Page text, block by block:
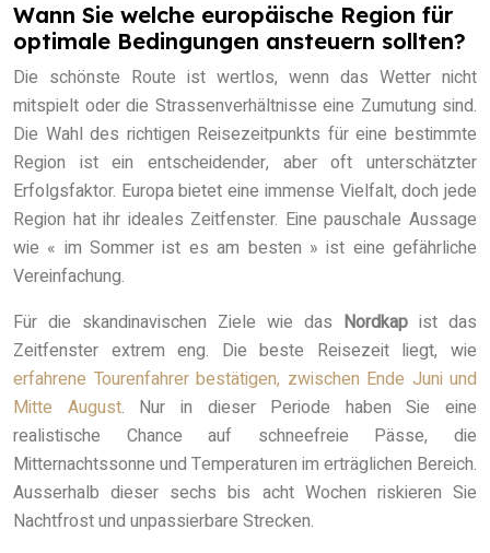
Wann Sie welche europäische Region für
optimale Bedingungen ansteuern sollten?
Die schönste Route ist wertlos, wenn das Wetter nicht
mitspielt oder die Strassenverhältnisse eine Zumutung sind.
Die Wahl des richtigen Reisezeitpunkts für eine bestimmte
Region ist ein entscheidender, aber oft unterschätzter
Erfolgsfaktor. Europa bietet eine immense Vielfalt, doch jede
Region hat ihr ideales Zeitfenster. Eine pauschale Aussage
wie « im Sommer ist es am besten » ist eine gefährliche
Vereinfachung.
Für die skandinavischen Ziele wie das Nordkap ist das
Zeitfenster extrem eng. Die beste Reisezeit liegt, wie
erfahrene Tourenfahrer bestätigen, zwischen Ende Juni und
Mitte August. Nur in dieser Periode haben Sie eine
realistische Chance auf schneefreie Pässe, die
Mitternachtssonne und Temperaturen im erträglichen Bereich.
Ausserhalb dieser sechs bis acht Wochen riskieren Sie
Nachtfrost und unpassierbare Strecken.